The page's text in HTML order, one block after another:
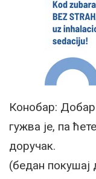
Конобар:
гужва је, па
доручак.
(бедан покушај